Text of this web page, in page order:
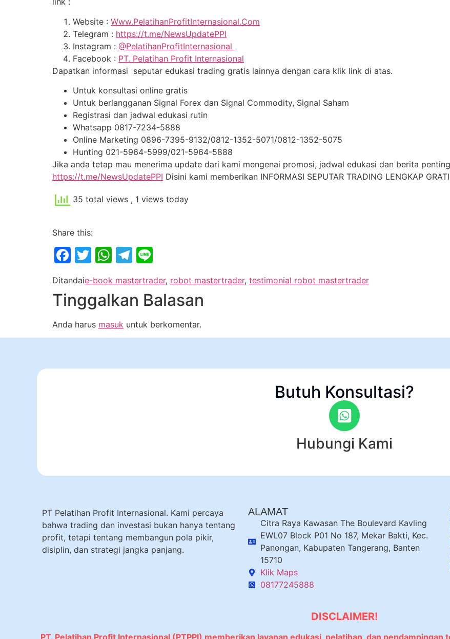
Website : Www.PelatihanProfitInternasional.Com
Telegram : https://t.me/NewsUpdatePPI
Instagram : @PelatihanProfitInternasional
Facebook : PT. Pelatihan Profit Internasional
Dapatkan informasi seputar edukasi trading gratis lainnya dengan cara klik link di atas.
Untuk konsultasi online gratis
Untuk berlangganan Signal Forex dan Signal Commodity, Signal Saham
Registrasi dan jadwal edukasi rutin
Whatsapp 0817-7234-5888
Online Marketing 0896-7395-9132/0812-1352-5071/0812-1352-5075
Hunting 021-5964-5999/021-5964-5888
Jika anda tetap mau menerima update dari kami mengenai promosi, jadwal edukasi dan berita
https://t.me/NewsUpdatePPI Disini kami memberikan INFORMASI SEPUTAR TRADING LENGKAP
35 total views , 1 views today
Share this:
Facebook
Twitter
WhatsApp
Telegram
Ditandaie-book mastertrader, robot mastertrader, testimonial robot mastertrader
Tinggalkan Balasan
Anda harus masuk untuk berkomentar.
Butuh Konsultasi?
Hubungi Kami
PT Pelatihan Profit Internasional. Kami percaya
bahwa trading dan investasi bukan hanya tentang
profit, tetapi tentang membangun pola pikir,
disiplin, dan strategi jangka panjang.
ALAMAT
Citra Raya Kawasan The Boulevard Kavling
EWL07 Block P01 No 187, Mekar Bakti, Kec.
Panongan, Kabupaten Tangerang, Banten
15710
Klik Maps
08177245888
DISCLAIMER!